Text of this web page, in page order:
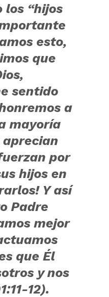
los “hijos
esto,
que
sentido
a
mayoría
aprecian
por
hijos en
Y así
Padre
mejor
que Él
y nos
12).